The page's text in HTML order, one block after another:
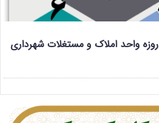
اینفوگرافی| عملکرد واحد 90 روزه واحد املاک و مستغلات شهرداری